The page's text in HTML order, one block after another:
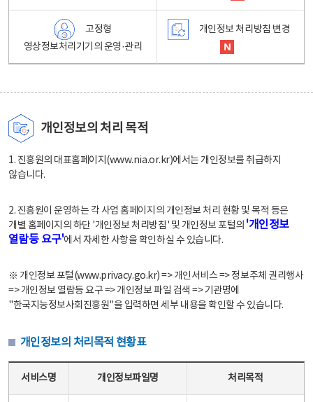
고정형
영상정보처리기기의 운영·관리
개인정보 처리방침 변경
개인정보의 처리 목적
1. 진흥원의 대표홈페이지(www.nia.or.kr)에서는 개인정보를 취급하지
않습니다.
2. 진흥원이 운영하는 각 사업 홈페이지의 개인정보 처리 현황 및 목적 등은
개별 홈페이지의 하단 '개인정보 처리방침' 및 개인정보 포털의 '개인정보
열람등 요구'에서 자세한 사항을 확인하실 수 있습니다.
※ 개인정보 포털(www.privacy.go.kr) => 개인서비스 => 정보주체 권리행사
=> 개인정보 열람등 요구 => 개인정보 파일 검색 => 기관명에
"한국지능정보사회진흥원"을 입력하면 세부 내용을 확인할 수 있습니다.
개인정보의 처리목적 현황표
서비스명 개인정보파일명 처리목적